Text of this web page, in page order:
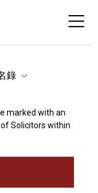
錄
marked with an
Solicitors within